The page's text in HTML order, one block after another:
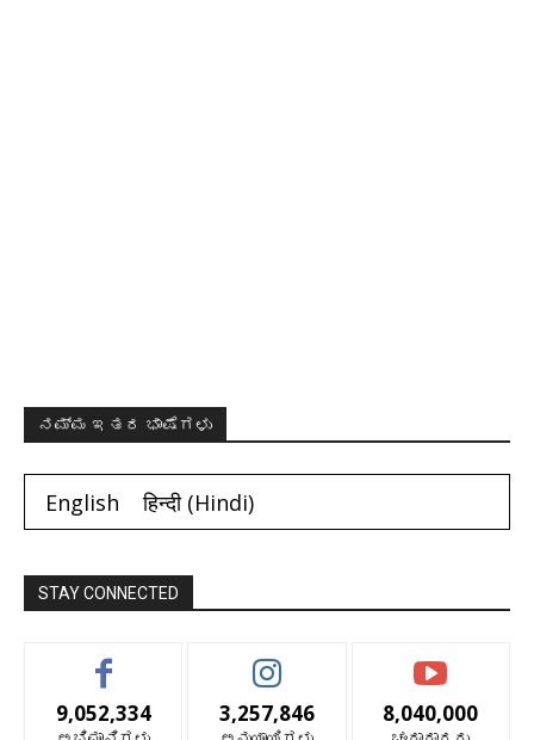
ನಮ್ಮ ಇತರ ಭಾಷೆಗಳು
English हिन्दी(Hindi)
STAY CONNECTED
9,052,334 3,257,846 8,040,000